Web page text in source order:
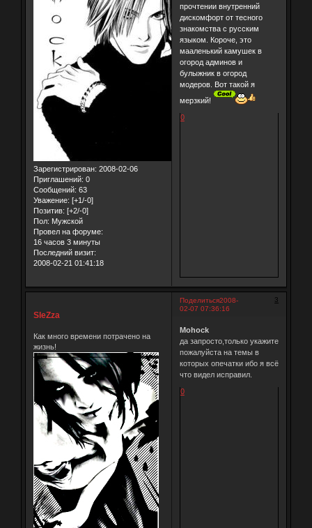
Зарегистрирован: 2008-02-06
Приглашений: 0
Сообщений: 63
Уважение: [+1/-0]
Позитив: [+2/-0]
Пол: Мужской
Провел на форуме:
16 часов 3 минуты
Последний визит:
2008-02-21 01:41:18
прочтении внутренний
дискомфорт от тесного
знакомства с русским
языком. Короче, это
мааленький камушек в
огород админов и
булыжник в огород
модеров. Вот такой я
мерзкий!
0
Поделиться 3
2008-
02-07 07:36:16
SleZza
Как много времени потрачено на
жизнь!
Mohock
да запросто,только укажите
пожалуйста на темы в
которых опечатки ибо я всё
что видел исправил.
0